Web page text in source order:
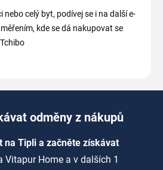
nebo celý byt, podívej se i na další e-
kde se dá nakupovat se
odměny z nákupů
na Tipli a začněte získávat
Vitapur Home a v dalších 1